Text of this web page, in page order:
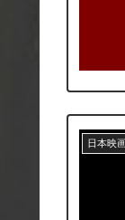
日本映